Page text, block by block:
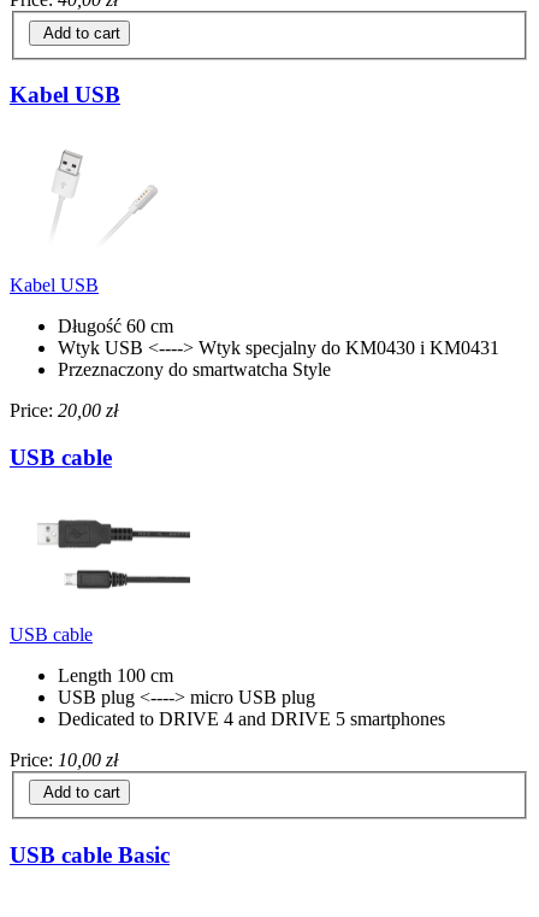
Add to cart
Kabel USB
Kabel USB
Długość 60 cm
Wtyk USB <----> Wtyk specjalny do KM0430 i KM0431
Przeznaczony do smartwatcha Style
Price: 20,00 zł
USB cable
USB cable
Length 100 cm
USB plug <----> micro USB plug
Dedicated to DRIVE 4 and DRIVE 5 smartphones
Price: 10,00 zł
Add to cart
USB cable Basic